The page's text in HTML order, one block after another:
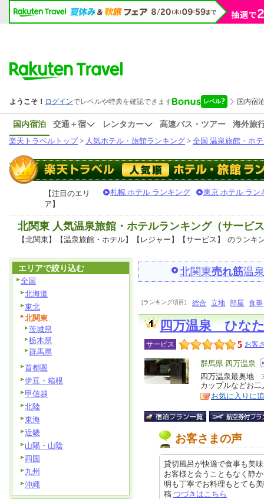
国内宿泊 交通＋宿 レンタカー 高速バス・ツアー
海外旅
楽天トラベルトップ> 人気ホテル・旅館ランキング > 全国 温泉旅館・ホ
【注目のエリ
ア】
札幌 ホテル ランキング 東京 ホテル ラン
北関東 人気温泉旅館・ホテルランキング（サービ
【北関東】【温泉旅館・ホテル】【レジャー】【サービス】 のランキ
北関東売れ筋温
[ランキング項目] 総合 立地 部屋 食事
四万温泉 ひな
サービス 5 お客
エ
リ
ア
群馬県 四万温泉
特
徴
四万温泉最奥地
カップルなどお
お気に入りに
お客さまの声
貸切風呂が快適で食事も美
お客様と会うこともなく静
明も丁寧でお料理もとても
稿 つづきはこちら
エリアで絞り込む
全国
北海道
東北
北関東
茨城県
栃木県
群馬県
首都圏
伊豆・箱根
甲信越
北陸
東海
近畿
山陽・山陰
四国
九州
沖縄